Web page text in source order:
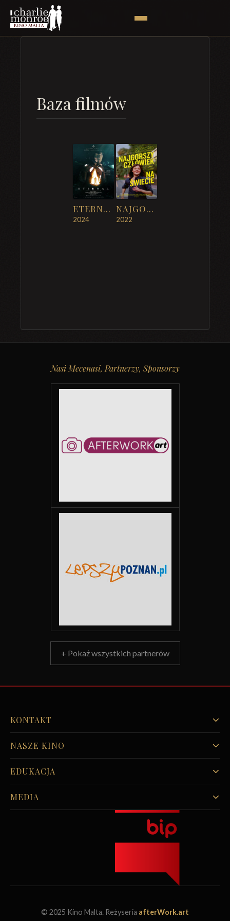
Baza filmów
ETERNAL
2024
NAJGORSZY CZŁOWIEK NA ŚWIECIE
2022
Nasi Mecenasi, Partnerzy, Sponsorzy
+ Pokaż wszystkich partnerów
KONTAKT
NASZE KINO
EDUKACJA
MEDIA
© 2025 Kino Malta. Reżyseria afterWork.art